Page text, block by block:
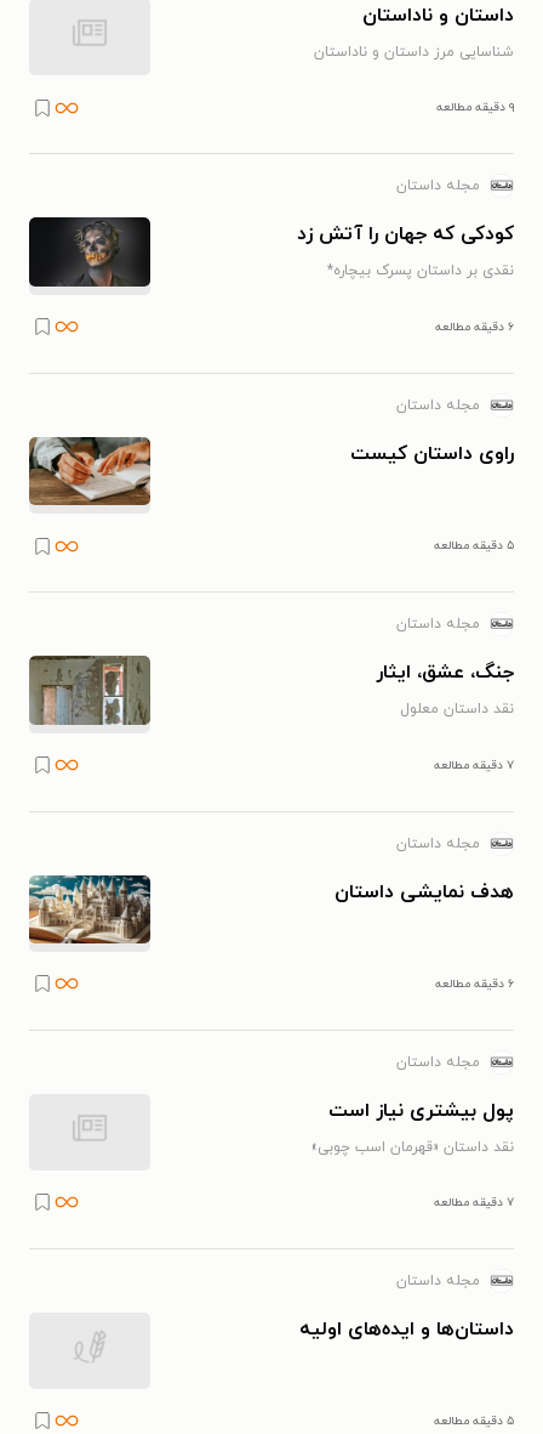
داستان و ناداستان
شناسایی مرز داستان و ناداستان
۹ دقیقه مطالعه
مجله داستان
کودکی که جهان را آتش زد
نقدی بر داستان پسرک بیچاره*
۶ دقیقه مطالعه
مجله داستان
راوی داستان کیست
۵ دقیقه مطالعه
مجله داستان
جنگ، عشق، ایثار
نقد داستان معلول
۷ دقیقه مطالعه
مجله داستان
هدف نمایشی داستان
۶ دقیقه مطالعه
مجله داستان
پول بیشتری نیاز است
نقد داستان «قهرمان اسب چوبی»
۷ دقیقه مطالعه
مجله داستان
داستان‌ها و ایده‌های اولیه
۵ دقیقه مطالعه